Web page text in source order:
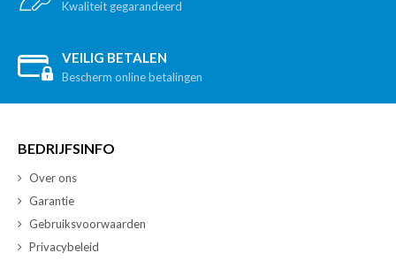
Kwaliteit gegarandeerd
VEILIG BETALEN
Bescherm online betalingen
BEDRIJFSINFO
Over ons
Garantie
Gebruiksvoorwaarden
Privacybeleid